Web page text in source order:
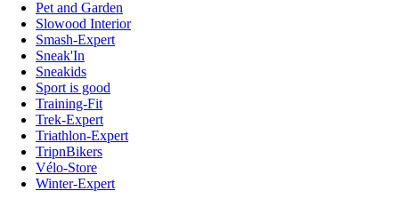
Pet and Garden
Slowood Interior
Smash-Expert
Sneak'In
Sneakids
Sport is good
Training-Fit
Trek-Expert
Triathlon-Expert
TripnBikers
Vélo-Store
Winter-Expert